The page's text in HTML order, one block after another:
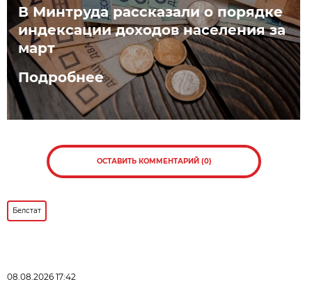
В Минтруда рассказали о порядке
индексации доходов населения за
март
Подробнее
ОСТАВИТЬ КОММЕНТАРИЙ (0)
Белстат
08.08.2026 17:42